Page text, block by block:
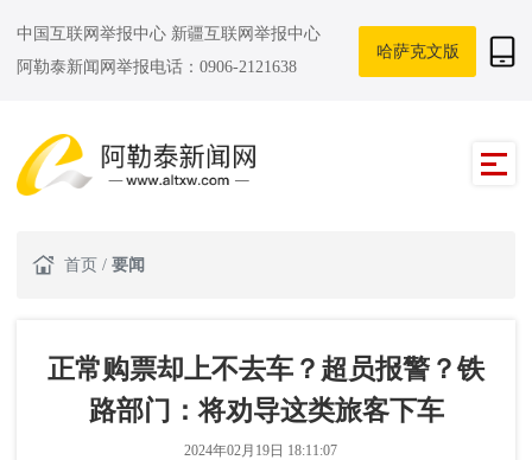
中国互联网举报中心 新疆互联网举报中心
阿勒泰新闻网举报电话：0906-2121638
哈萨克文版
首页 / 要闻
正常购票却上不去车？超员报警？铁
路部门：将劝导这类旅客下车
2024年02月19日 18:11:07